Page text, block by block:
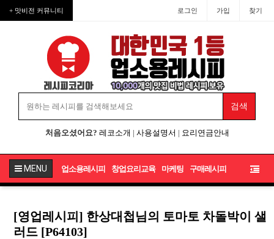
+ 맛비전 커뮤니티 로그인 가입 찾기
처음오셨어요? 레코소개 | 사용설명서 | 요리연금안내
MENU 업소용레시피 창업요리교육 마케팅 구매레시피
[영업레시피] 한상대첩님의 토마토 차돌박이 샐
러드 [P64103]